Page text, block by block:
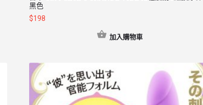
黑色
$198
加入購物車